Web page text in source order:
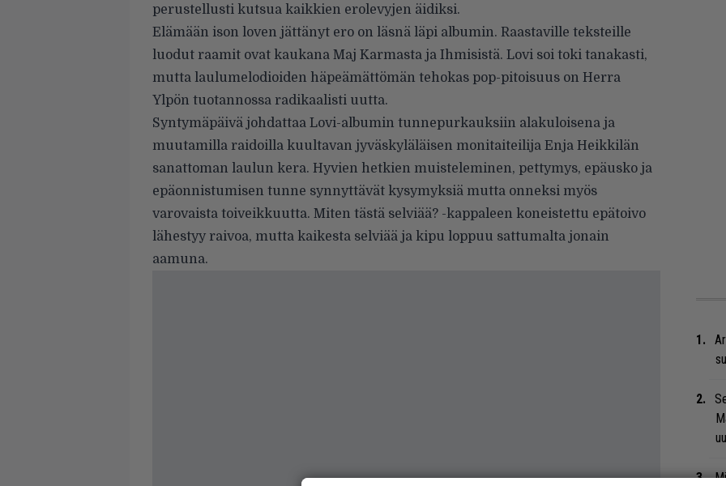
perustellusti kutsua kaikkien erolevyjen äidiksi.
Elämään ison loven jättänyt ero on läsnä läpi albumin. Raastaville teksteille
luodut raamit ovat kaukana Maj Karmasta ja Ihmisistä. Lovi soi toki tanakasti,
mutta laulumelodioiden häpeämättömän tehokas pop-pitoisuus on Herra
Ylpön tuotannossa radikaalisti uutta.
Syntymäpäivä johdattaa Lovi-albumin tunnepurkauksiin alakuloisena ja
muutamilla raidoilla kuultavan jyväskyläläisen monitaiteilija Enja Heikkilän
sanattoman laulun kera. Hyvien hetkien muisteleminen, pettymys, epäusko ja
epäonnistumisen tunne synnyttävät kysymyksiä mutta onneksi myös
varovaista toiveikkuutta. Miten tästä selviää? -kappaleen koneistettu epätoivo
lähestyy raivoa, mutta kaikesta selviää ja kipu loppuu sattumalta jonain
aamuna.